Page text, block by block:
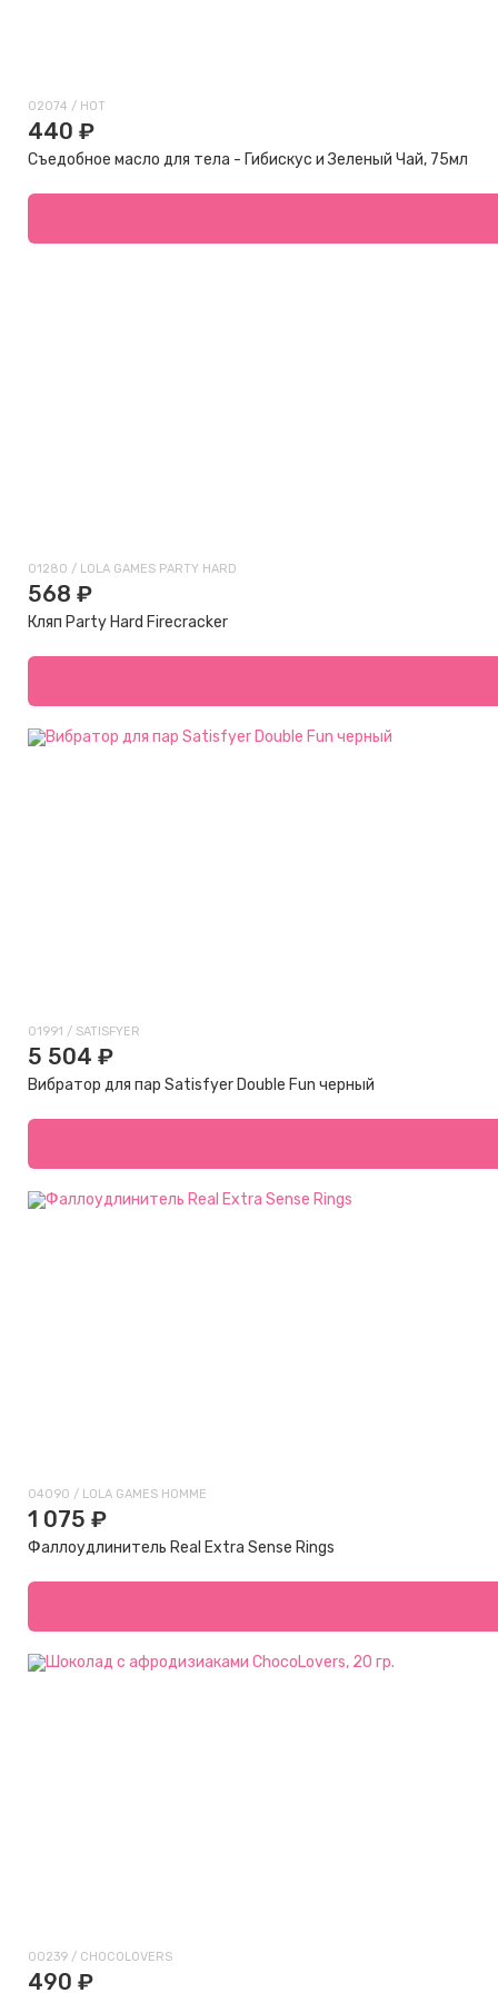
02074 / HOT
440 ₽
Съедобное масло для тела - Гибискус и Зеленый Чай, 75мл
01280 / LOLA GAMES PARTY HARD
568 ₽
Кляп Party Hard Firecracker
01991 / SATISFYER
5 504 ₽
Вибратор для пар Satisfyer Double Fun черный
04090 / LOLA GAMES HOMME
1 075 ₽
Фаллоудлинитель Real Extra Sense Rings
00239 / CHOСOLOVERS
490 ₽